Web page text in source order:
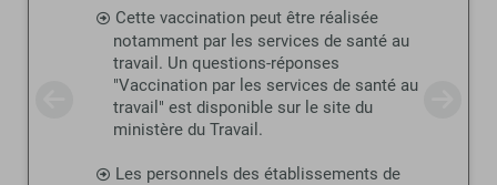
Cette vaccination peut être réalisée
notamment par les services de santé au
travail. Un questions-réponses
"Vaccination par les services de santé au
travail" est disponible sur le site du
ministère du Travail.
Les personnels des établissements de